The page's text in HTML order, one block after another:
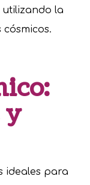
la
y
ideales para